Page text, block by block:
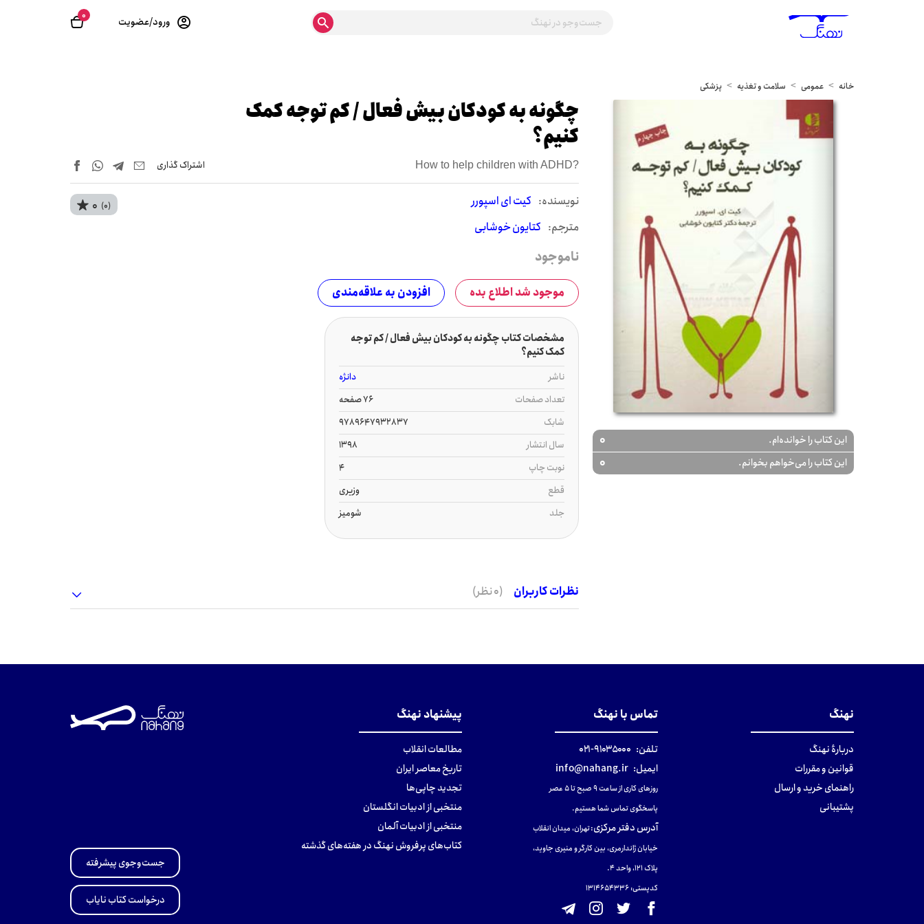
0 ورود/عضویت
خانه عمومی سلامت و تغذیه پزشکی
این کتاب را خوانده‌ام. 0
این کتاب را می‌خواهم بخوانم. 0
چگونه به کودکان بیش فعال / کم توجه کمک
کنیم؟
How to help children with ADHD? اشتراک‌ گذاری
نويسنده: کیت ای اسپورر
مترجم: کتایون خوشابی
0 (0)
ناموجود
موجود شد اطلاع بده افزودن به علاقه‌مندی
مشخصات کتاب چگونه به کودکان بیش فعال / کم توجه
کمک کنیم؟
ناشر
دانژه
تعداد صفحات
76 صفحه
شابک
9789647932837
سال انتشار
1398
نوبت چاپ
4
قطع
وزیری
جلد
شومیز
نظرات کاربران (0 نظر)
نهنگ
دربارهٔ نهنگ
قوانین و مقررات
راهنمای خرید و ارسال
پشتیبانی
تماس با نهنگ
تلفن: ۹۱۰۳۵۰۰۰-۰۲۱
ایمیل: info@nahang.ir
روزهای کاری از ساعت ۹ صبح تا ۵ عصر
پاسخگوی تماس شما هستیم.
آدرس دفتر مرکزی:تهران، میدان انقلاب
خیابان ژاندارمری، بین کارگر و منیری جاوید،
پلاک 121، واحد ۴.
کدپستی: 131465433۶
پیشنهاد نهنگ
مطالعات انقلاب
تاریخ معاصر ایران
تجدید چاپی‌ها
منتخبی از ادبیات انگلستان
منتخبی از ادبیات آلمان
کتاب‌های پرفروش نهنگ در هفته‌های گذشته
جست‌وجوی پیشرفته
درخواست کتاب نایاب